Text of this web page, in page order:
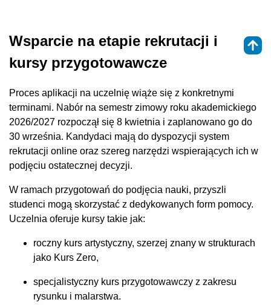
Wsparcie na etapie rekrutacji i
kursy przygotowawcze
Proces aplikacji na uczelnię wiąże się z konkretnymi
terminami. Nabór na semestr zimowy roku akademickiego
2026/2027 rozpoczął się 8 kwietnia i zaplanowano go do
30 września. Kandydaci mają do dyspozycji system
rekrutacji online oraz szereg narzędzi wspierających ich w
podjęciu ostatecznej decyzji.
W ramach przygotowań do podjęcia nauki, przyszli
studenci mogą skorzystać z dedykowanych form pomocy.
Uczelnia oferuje kursy takie jak:
roczny kurs artystyczny, szerzej znany w strukturach
jako Kurs Zero,
specjalistyczny kurs przygotowawczy z zakresu
rysunku i malarstwa.